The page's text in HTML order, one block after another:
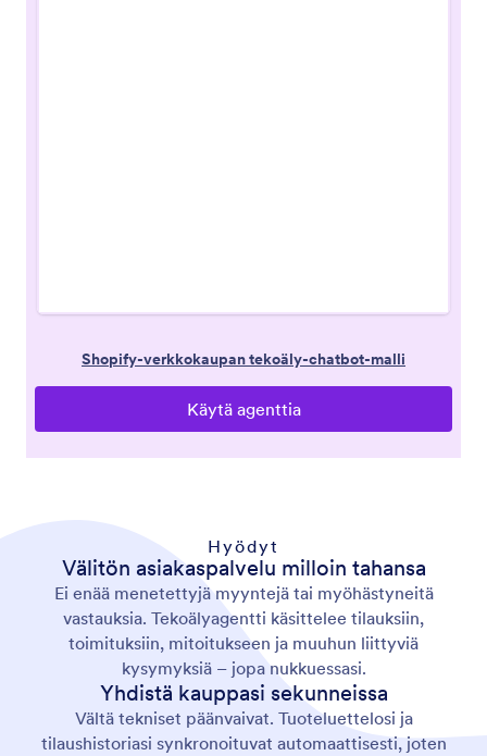
Hyödyt
Välitön asiakaspalvelu milloin tahansa
Ei enää menetettyjä myyntejä tai myöhästyneitä
vastauksia. Tekoälyagentti käsittelee tilauksiin,
toimituksiin, mitoitukseen ja muuhun liittyviä
kysymyksiä – jopa nukkuessasi.
Yhdistä kauppasi sekunneissa
Vältä tekniset päänvaivat. Tuoteluettelosi ja
tilaushistoriasi synkronoituvat automaattisesti, joten